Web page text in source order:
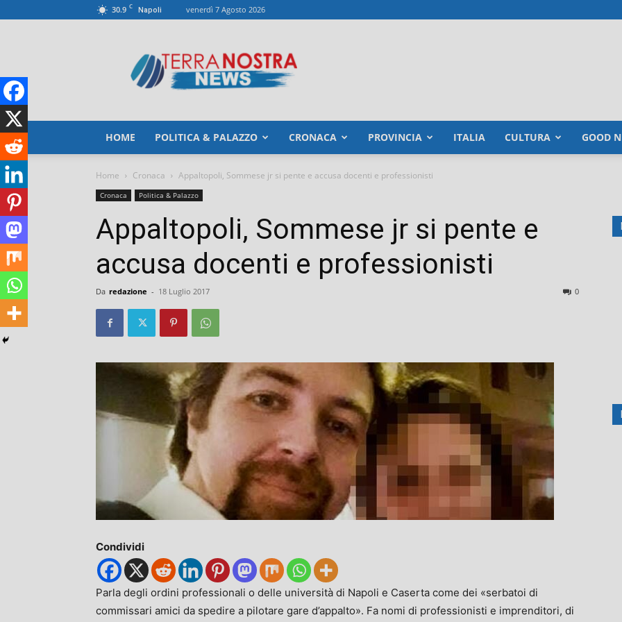
30.9 C Napoli venerdì 7 Agosto 2026
HOME POLITICA & PALAZZO CRONACA PROVINCIA ITALIA CULTURA GOOD
Home Cronaca Appaltopoli, Sommese jr si pente e accusa docenti e professionisti
Cronaca Politica & Palazzo
Appaltopoli, Sommese jr si pente e
accusa docenti e professionisti
Da redazione - 18 Luglio 2017 0
Condividi
Parla degli ordini professionali o delle università di Napoli e Caserta come dei «serbatoi di
commissari amici da spedire a pilotare gare d’appalto». Fa nomi di professionisti e imprenditori, di